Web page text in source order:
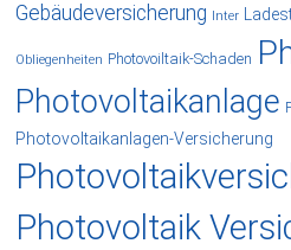
Gebäudeversicherung Inter
Obliegenheiten Photovoiltaik-Schaden
Photovoltaikanlage
Photovoltaikanlagen-Versicherung
Photovoltaik